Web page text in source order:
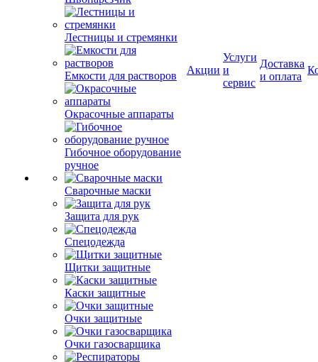
Лестницы и стремянки
Емкости для растворов
Окрасочные аппараты
Гибочное оборудование
ручное
Сварочные маски
Защита для рук
Спецодежда
Щитки защитные
Каски защитные
Очки защитные
Очки газосварщика
Акции
Услуги
и
сервис
Доставка
и оплата